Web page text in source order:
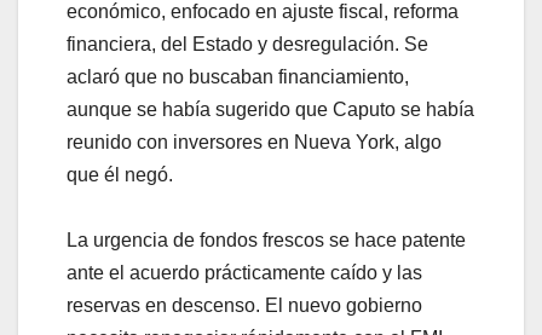
económico, enfocado en ajuste fiscal, reforma
financiera, del Estado y desregulación. Se
aclaró que no buscaban financiamiento,
aunque se había sugerido que Caputo se había
reunido con inversores en Nueva York, algo
que él negó.
La urgencia de fondos frescos se hace patente
ante el acuerdo prácticamente caído y las
reservas en descenso. El nuevo gobierno